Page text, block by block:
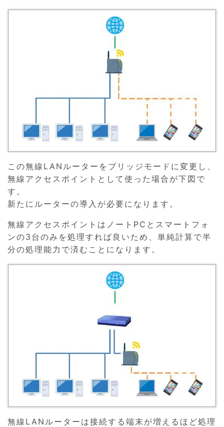
この無線LANルーターをブリッジモードに変更し、
無線アクセスポイントとして使った場合が下図で
す。
新たにルーターの導入が必要になります。
無線アクセスポイントはノートPCとスマートフォ
ンの3台のみを処理すれば良いため、単純計算で半
分の処理能力で済むことになります。
無線LANルーターは接続する端末が増えるほど処理